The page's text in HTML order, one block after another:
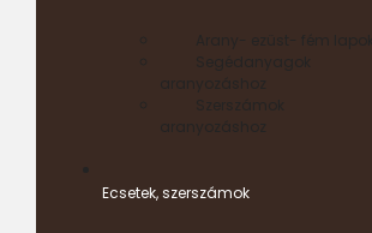
Arany- ezüst- fém lapok
Segédanyagok
aranyozáshoz
Szerszámok
aranyozáshoz
Ecsetek, szerszámok